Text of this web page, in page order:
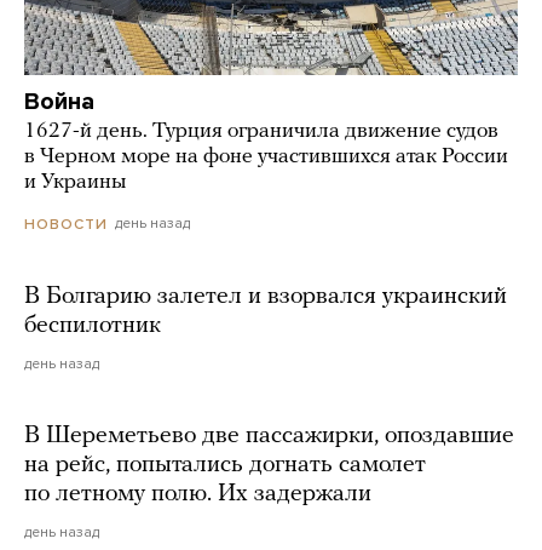
Война
1627-й день. Турция ограничила движение судов
в Черном море на фоне участившихся атак России
и Украины
НОВОСТИ день назад
В Болгарию залетел и взорвался украинский
беспилотник
день назад
В Шереметьево две пассажирки, опоздавшие
на рейс, попытались догнать самолет
по летному полю. Их задержали
день назад